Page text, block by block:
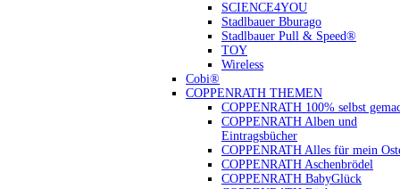
SCIENCE4YOU
Stadlbauer Bburago
Stadlbauer Pull & Speed®
TOY
Wireless
Cobi®
COPPENRATH THEMEN
COPPENRATH 100% selbst
COPPENRATH Alben und
Eintragsbücher
COPPENRATH Alles für mein
COPPENRATH Aschenbrödel
COPPENRATH BabyGlück